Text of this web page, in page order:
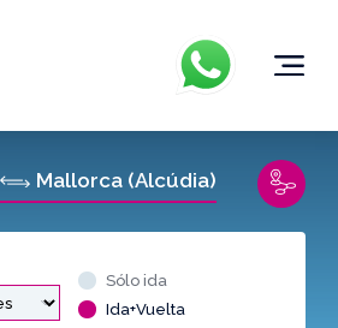
Sólo ida
Ida+Vuelta
Mallorca (Alcúdia)